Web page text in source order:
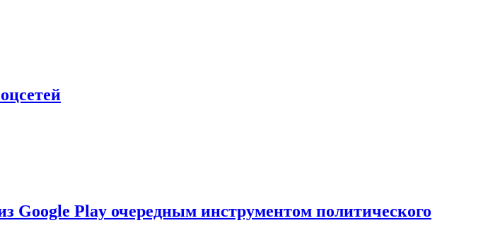
Google Play очередным инструментом политического